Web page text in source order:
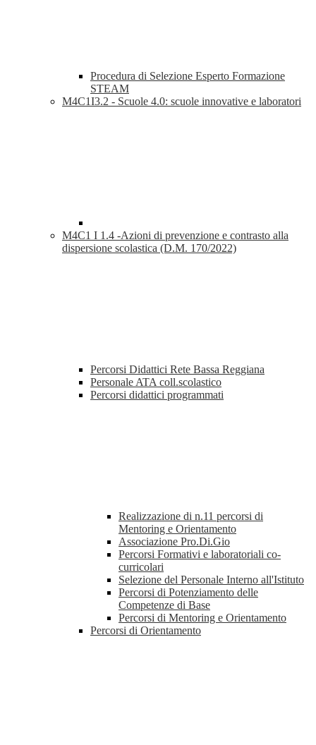
Procedura di Selezione Esperto Formazione
STEAM
M4C1I3.2 - Scuole 4.0: scuole innovative e laboratori
M4C1 I 1.4 -Azioni di prevenzione e contrasto alla
dispersione scolastica (D.M. 170/2022)
Percorsi Didattici Rete Bassa Reggiana
Personale ATA coll.scolastico
Percorsi didattici programmati
Realizzazione di n.11 percorsi di
Mentoring e Orientamento
Associazione Pro.Di.Gio
Percorsi Formativi e laboratoriali co-
curricolari
Selezione del Personale Interno all'Istituto
Percorsi di Potenziamento delle
Competenze di Base
Percorsi di Mentoring e Orientamento
Percorsi di Orientamento